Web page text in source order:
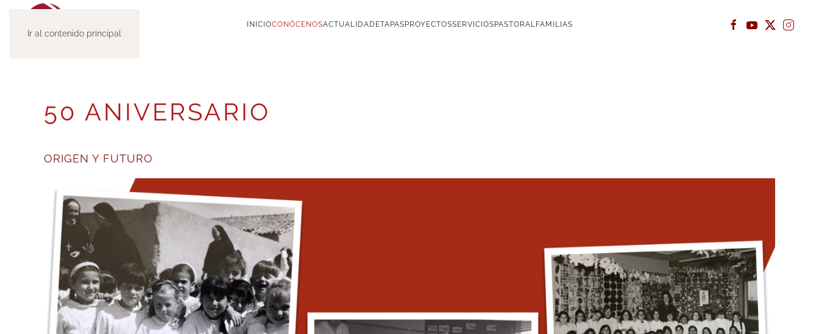
Ir al contenido principal
INICIOCONÓCENOSACTUALIDAD ETAPAS PROYECTOSSERVICIOS PASTORAL FAMILIAS
50 ANIVERSARIO
ORIGEN Y FUTURO